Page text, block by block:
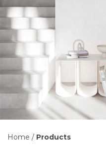
Home / Products